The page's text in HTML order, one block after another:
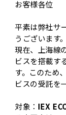
お客様各位
平素は弊社サ
うございます。
現在、上海線
ビスを搭載す
す。このため
ビスの受託を
対象： IEX